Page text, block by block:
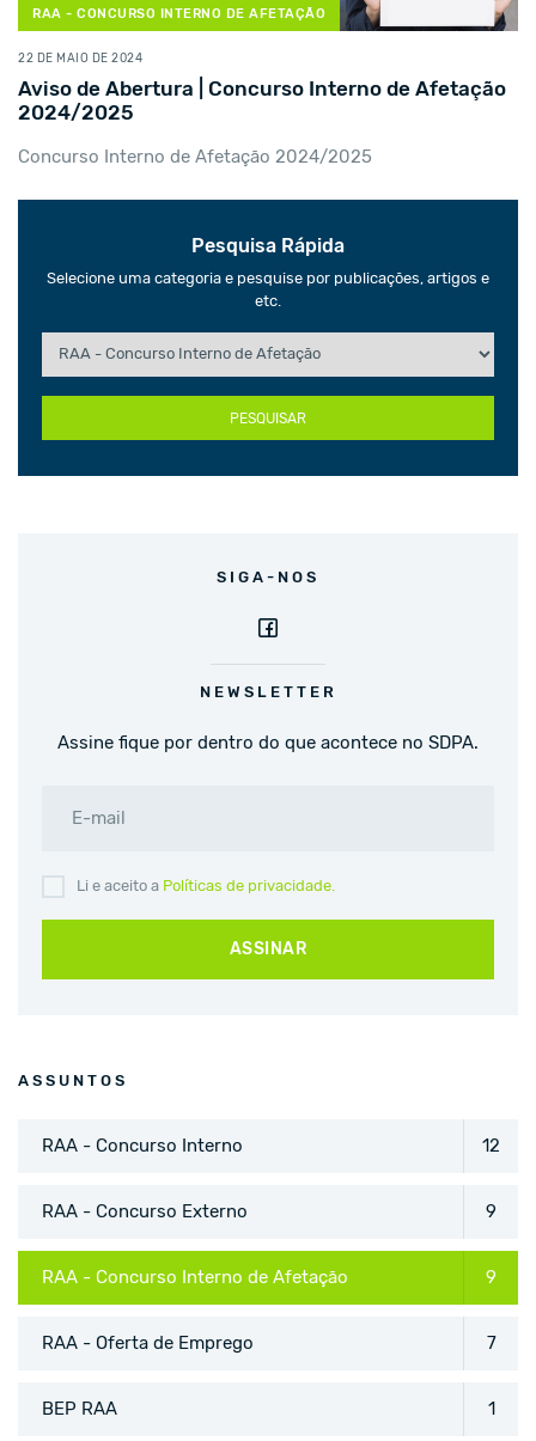
RAA - CONCURSO INTERNO DE AFETAÇÃO
22 DE MAIO DE 2024
Aviso de Abertura | Concurso Interno de Afetação
2024/2025
Concurso Interno de Afetação 2024/2025
Pesquisa Rápida
Selecione uma categoria e pesquise por publicações, artigos e
etc.
PESQUISAR
SIGA-NOS
NEWSLETTER
Assine fique por dentro do que acontece no SDPA.
E-mail
Li e aceito a Políticas de privacidade.
ASSINAR
ASSUNTOS
RAA - Concurso Interno 12
RAA - Concurso Externo 9
RAA - Concurso Interno de Afetação 9
RAA - Oferta de Emprego 7
BEP RAA 1